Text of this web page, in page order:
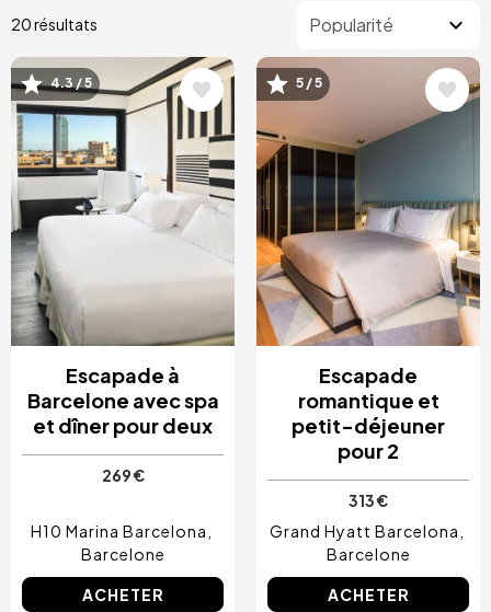
20 résultats
Image
4.3 / 5
Escapade à
Barcelone avec spa
et dîner pour deux
269 €
H10 Marina Barcelona
Barcelone
ACHETER
Image
5 / 5
Escapade
romantique et
petit-déjeuner
pour 2
313 €
Grand Hyatt Barcelona
Barcelone
ACHETER